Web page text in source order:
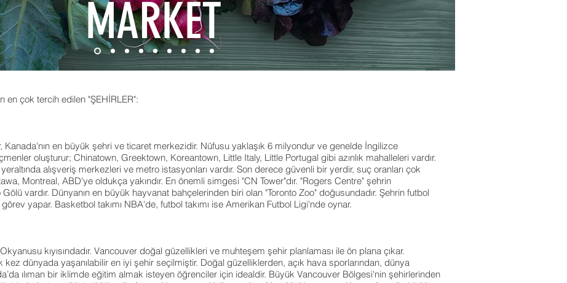
MARKET
en çok tercih edilen "ŞEHİRLER":
Kanada'nın en büyük şehri ve ticaret merkezidir. Nüfusu yaklaşık 6 milyondur ve genelde İngilizce
oluşturur; Chinatown, Greektown, Koreantown, Little Italy, Little Portugal gibi azınlık mahalleleri vardır.
alışveriş merkezleri ve metro istasyonları vardır. Son derece güvenli bir yerdir, suç oranları çok
Montreal, ABD'ye oldukça yakındır. En önemli simgesi "CN Tower"dır. "Rogers Centre" şehrin
vardır. Dünyanın en büyük hayvanat bahçelerinden biri olan "Toronto Zoo" doğusundadır. Şehrin futbol
yapar. Basketbol takımı NBA'de, futbol takımı ise Amerikan Futbol Ligi'nde oynar.
kıyısındadır. Vancouver doğal güzellikleri ve muhteşem şehir planlaması ile ön plana çıkar.
kez dünyada yaşanılabilir en iyi şehir seçilmiştir. Doğal güzelliklerden, açık hava sporlarından, dünya
ılıman bir iklimde eğitim almak isteyen öğrenciler için idealdir. Büyük Vancouver Bölgesi'nin şehirlerinden